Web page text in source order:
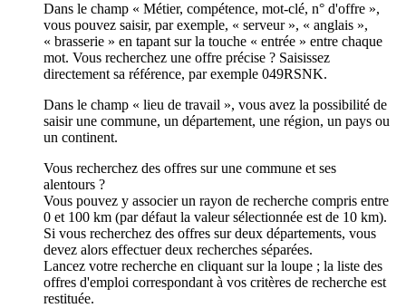
Dans le champ « Métier, compétence, mot-clé, n° d'offre »,
vous pouvez saisir, par exemple, « serveur », « anglais »,
« brasserie » en tapant sur la touche « entrée » entre chaque
mot. Vous recherchez une offre précise ? Saisissez
directement sa référence, par exemple 049RSNK.
Dans le champ « lieu de travail », vous avez la possibilité de
saisir une commune, un département, une région, un pays ou
un continent.
Vous recherchez des offres sur une commune et ses
alentours ?
Vous pouvez y associer un rayon de recherche compris entre
0 et 100 km (par défaut la valeur sélectionnée est de 10 km).
Si vous recherchez des offres sur deux départements, vous
devez alors effectuer deux recherches séparées.
Lancez votre recherche en cliquant sur la loupe ; la liste des
offres d'emploi correspondant à vos critères de recherche est
restituée.